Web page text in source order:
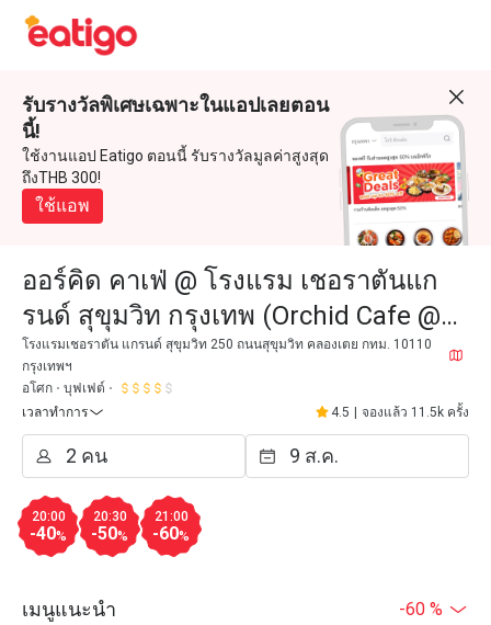
รับรางวัลพิเศษเฉพาะในแอปเลยตอน
นี้!
ใช้งานแอป Eatigo ตอนนี้ รับรางวัลมูลค่าสูงสุด
ถึงTHB 300!
ใช้แอพ
ออร์คิด คาเฟ่ @ โรงแรม เชอราตันแก
รนด์ สุขุมวิท กรุงเทพ (Orchid Cafe @
Sheraton Grande Sukhumvit Hotel)
โรงแรมเชอราตัน แกรนด์ สุขุมวิท 250 ถนนสุขุมวิท คลองเตย กทม. 10110
กรุงเทพฯ
อโศก
บุฟเฟต์
เวลาทำการ
4.5 จองแล้ว 11.5k ครั้ง
20:00
-40%
20:30
-50%
21:00
-60%
เมนูแนะนำ -60 %